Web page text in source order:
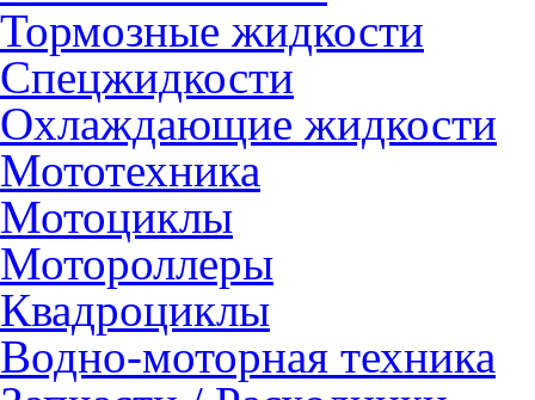
Тормозные жидкости
Спецжидкости
Охлаждающие жидкости
Мототехника
Мотоциклы
Мотороллеры
Квадроциклы
Водно-моторная техника